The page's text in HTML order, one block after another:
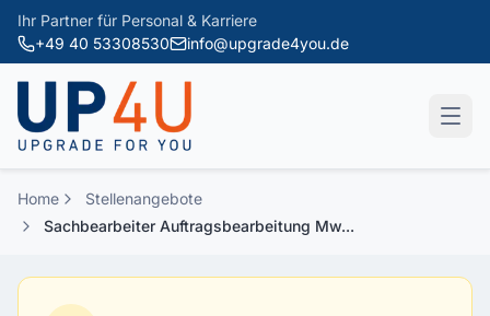
Zum Hauptinhalt springen
Ihr Partner für Personal & Karriere
+49 40 53308530
info@upgrade4you.de
Home
Stellenangebote
Sachbearbeiter Auftragsbearbeitung Mw...